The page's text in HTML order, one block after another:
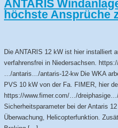
ANTARIS
höchste Ansprüche
Die ANTARIS 12 kW ist hier installiert
verfahrensfrei in Niedersachsen.
…/antaris…/antaris-12-kw Die WKA
PVS 10 kW von der Fa. FIMER, hier
https://www.fimer.com/…/
Sicherheitsparameter bei der Antaris
Überwachung, Helicopterfunktion.